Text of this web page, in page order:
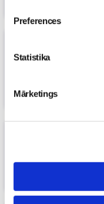
Preferences
Statistika
Mārketings